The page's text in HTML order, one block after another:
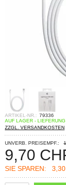
ARTIKEL-NR.: 79336
AUF LAGER -
ZZGL. VERSANDKOSTEN
UNVERB. PREISEMPF.:
9,70
SIE SPAREN: 3,30